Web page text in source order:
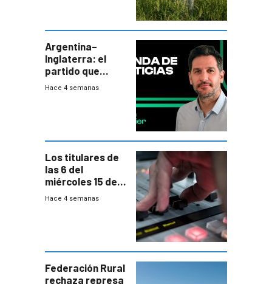
departamental
Argentina–
Inglaterra: el
partido que
nunca termina
Hace 4 semanas
Los titulares de
las 6 del
miércoles 15 de
julio de 2026
Hace 4 semanas
Federación Rural
rechaza represa